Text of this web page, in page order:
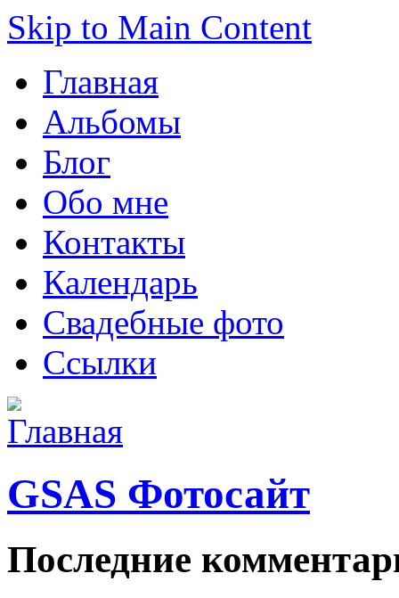
Skip to Main Content
Главная
Альбомы
Блог
Обо мне
Контакты
Календарь
Свадебные фото
Ссылки
GSAS Фотосайт
Последние